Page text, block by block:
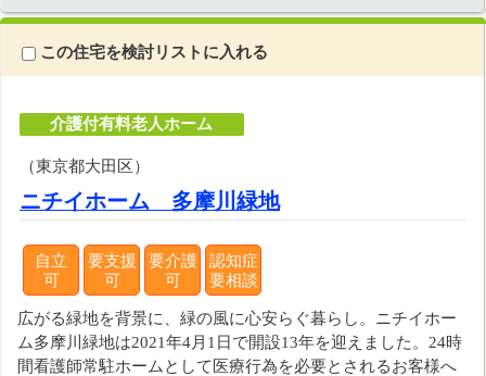
この住宅を検討リストに入れる
介護付有料老人ホーム
（東京都大田区）
ニチイホーム 多摩川緑地
自立
可
要支援
可
要介護
可
認知症
要相談
広がる緑地を背景に、緑の風に心安らぐ暮らし。ニチイホー
ム多摩川緑地は2021年4月1日で開設13年を迎えました。24時
間看護師常駐ホームとして医療行為を必要とされるお客様へ